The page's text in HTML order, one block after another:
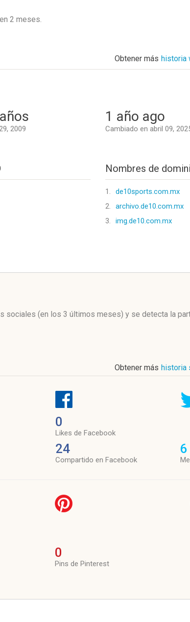
2 meses.
Obtener más historia
2009
1 año ago
Cambiado en abril 09,
Nombres de
1.
de10sports.com.mx
2.
archivo.de10.com.mx
3.
img.de10.com.mx
sociales (en los 3 últimos meses) y se detecta la
Obtener más historia
0
Likes de Facebook
24
Compartido en Facebook
6
0
Pins de Pinterest